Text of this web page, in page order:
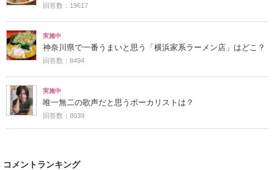
回答数：19617
実施中
神奈川県で一番うまいと思う「横浜家系ラーメン店」はどこ？
回答数：8494
実施中
唯一無二の歌声だと思うボーカリストは？
回答数：8039
コメントランキング